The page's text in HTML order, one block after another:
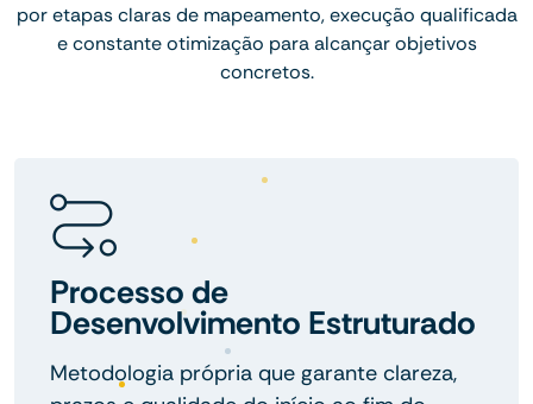
por etapas claras de mapeamento, execução qualificada
e constante otimização para alcançar objetivos
concretos.
Processo de
Desenvolvimento Estruturado
Metodologia própria que garante clareza,